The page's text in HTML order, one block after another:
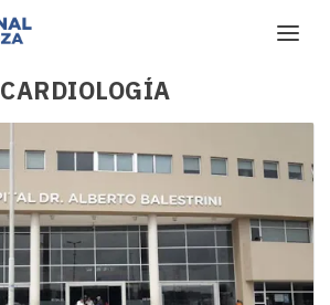
CARDIOLOGÍA